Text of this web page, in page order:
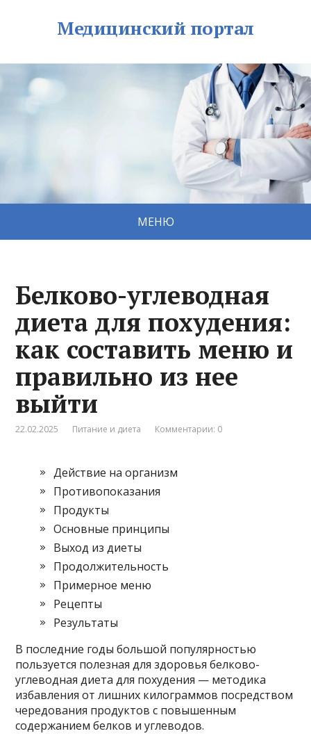
Медицинский портал
МЕНЮ
Белково-углеводная
диета для похудения:
как составить меню и
правильно из нее
выйти
22.02.2025 Питание и диета Комментарии: 0
Действие на организм
Противопоказания
Продукты
Основные принципы
Выход из диеты
Продолжительность
Примерное меню
Рецепты
Результаты
В последние годы большой популярностью
пользуется полезная для здоровья белково-
углеводная диета для похудения — методика
избавления от лишних килограммов посредством
чередования продуктов с повышенным
содержанием белков и углеводов.